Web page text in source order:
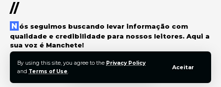
By using this site, you agree to the Privacy Policy
and Terms of Use.
Aceitar
//
Nós seguimos buscando levar informação com
qualidade e credibilidade para nossos leitores. Aqui a
sua voz é Manchete!
© 2022 Foxiz News Network. Ruby Design Company. All Rights Reserved.